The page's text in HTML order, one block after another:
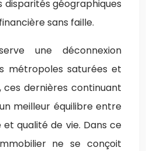
disparités géographiques
sans faille.
une déconnexion
métropoles saturées et
ces dernières continuant
meilleur équilibre entre
qualité de vie. Dans ce
ne se conçoit